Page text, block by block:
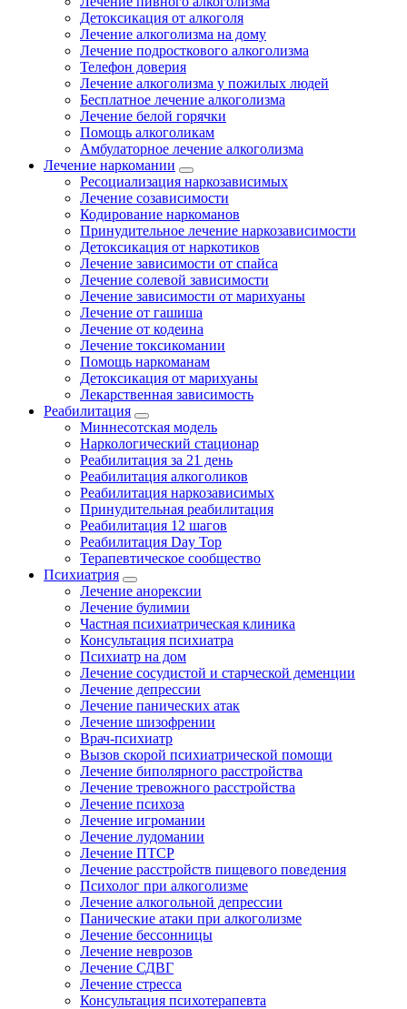
Детоксикация от алкоголя
Лечение алкоголизма на дому
Лечение подросткового алкоголизма
Телефон доверия
Лечение алкоголизма у пожилых людей
Бесплатное лечение алкоголизма
Лечение белой горячки
Помощь алкоголикам
Амбулаторное лечение алкоголизма
Лечение наркомании
Ресоциализация наркозависимых
Лечение созависимости
Кодирование наркоманов
Принудительное лечение наркозависимости
Детоксикация от наркотиков
Лечение зависимости от спайса
Лечение солевой зависимости
Лечение зависимости от марихуаны
Лечение от гашиша
Лечение от кодеина
Лечение токсикомании
Помощь наркоманам
Детоксикация от марихуаны
Лекарственная зависимость
Реабилитация
Миннесотская модель
Наркологический стационар
Реабилитация за 21 день
Реабилитация алкоголиков
Реабилитация наркозависимых
Принудительная реабилитация
Реабилитация 12 шагов
Реабилитация Day Top
Терапевтическое сообщество
Психиатрия
Лечение анорексии
Лечение булимии
Частная психиатрическая клиника
Консультация психиатра
Психиатр на дом
Лечение сосудистой и старческой деменции
Лечение депрессии
Лечение панических атак
Лечение шизофрении
Врач-психиатр
Вызов скорой психиатрической помощи
Лечение биполярного расстройства
Лечение тревожного расстройства
Лечение психоза
Лечение игромании
Лечение лудомании
Лечение ПТСР
Лечение расстройств пищевого поведения
Психолог при алкоголизме
Лечение алкогольной депрессии
Панические атаки при алкоголизме
Лечение бессонницы
Лечение неврозов
Лечение СДВГ
Лечение стресса
Консультация психотерапевта